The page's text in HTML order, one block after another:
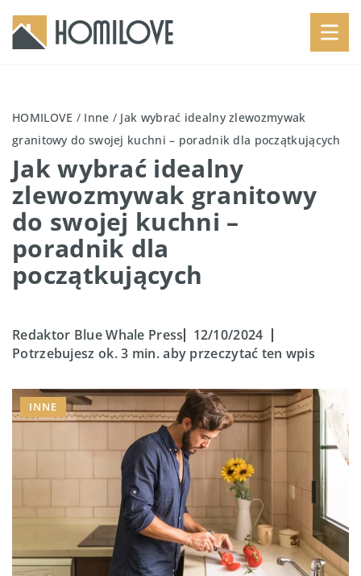
HOMILOVE / Inne / Jak wybrać idealny zlewozmywak
granitowy do swojej kuchni – poradnik dla początkujących
Jak wybrać idealny
zlewozmywak granitowy
do swojej kuchni –
poradnik dla
początkujących
Redaktor Blue Whale Press
12/10/2024
Potrzebujesz ok. 3 min. aby przeczytać ten wpis
INNE